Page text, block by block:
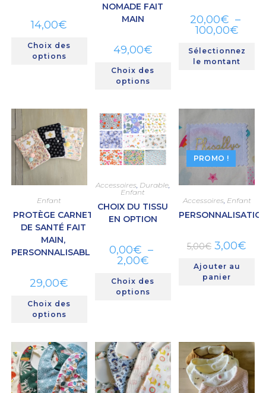
14,00€
Choix des
options
NOMADE FAIT
MAIN
49,00€
Choix des
options
20,00€ –
100,00€
Sélectionnez
le montant
Enfant
PROTÈGE CARNET
DE SANTÉ FAIT
MAIN,
PERSONNALISABLE
29,00€
Choix des
options
Accessoires Durable
Enfant
CHOIX DU TISSU
EN OPTION
0,00€ –
2,00€
Choix des
options
PROMO !
Accessoires Enfant
5,00€ 3,00€
Ajouter au
panier